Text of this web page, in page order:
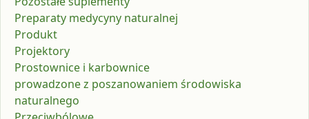
Preparaty medycyny naturalnej
Produkt
Projektory
Prostownice i karbownice
prowadzone z poszanowaniem środowiska
naturalnego